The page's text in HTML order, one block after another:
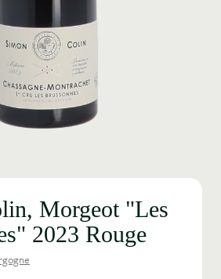
Morgeot "Les
2023 Rouge